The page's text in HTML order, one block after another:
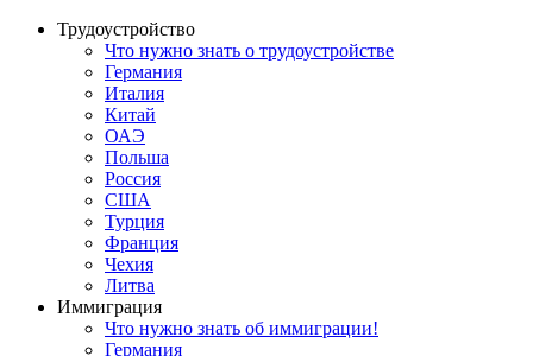
Трудоустройство
Что нужно знать о трудоустройстве
Германия
Италия
Китай
ОАЭ
Польша
Россия
США
Турция
Франция
Чехия
Литва
Иммиграция
Что нужно знать об иммиграции!
Германия